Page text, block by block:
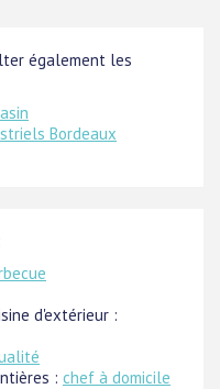
également les
Bordeaux
d'extérieur :
: chef à domicile